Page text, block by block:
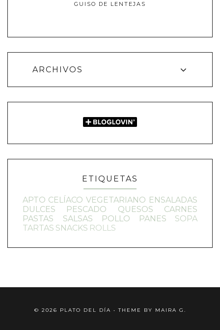
GUISO DE LENTEJAS
ARCHIVOS
ETIQUETAS
APTO CELÍACO VEGETARIANO ENSALADAS
DULCES
PESCADO QUESOS
CARNES
PASTAS
SALSAS POLLO PANES
SOPA
TARTAS SNACKS ROLLS
© 2026 PLATO DEL DÍA • THEME BY MAIRA G.